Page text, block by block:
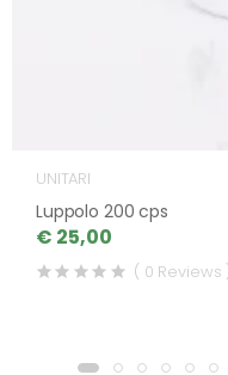
UNITARI
Luppolo 200 cps
€ 25,00
( 0 Reviews